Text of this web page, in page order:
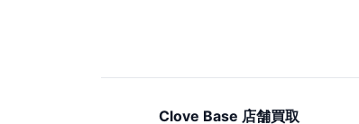
Clove Base 店舗買取